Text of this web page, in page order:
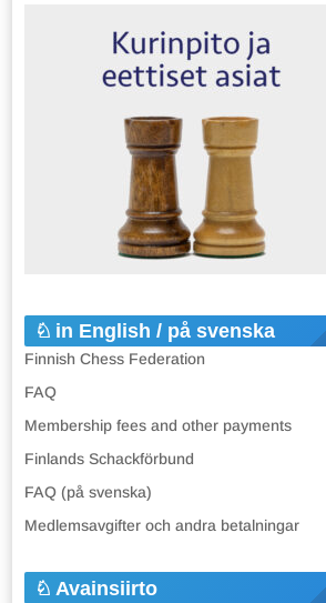
in English / på svenska
Finnish Chess Federation
FAQ
Membership fees and other payments
Finlands Schackförbund
FAQ (på svenska)
Medlemsavgifter och andra betalningar
Avainsiirto